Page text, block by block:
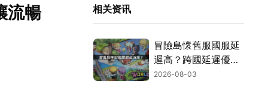
流暢 相关资讯
冒險島懷舊服國服延
遲高？跨國延遲優化
攻略！
2026-08-03